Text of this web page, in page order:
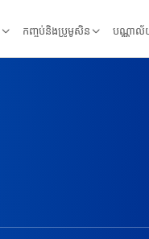
កញ្ចប់និងប្រូមូសិន បណ្ណាល័